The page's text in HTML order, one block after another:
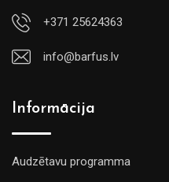
+371 25624363
info@barfus.lv
Informācija
Audzētavu programma